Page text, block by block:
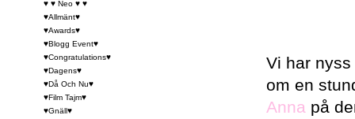
Vi har
om en
Anna på
♥ ♥ Neo ♥ ♥
♥Allmänt♥
♥Awards♥
♥Blogg Event♥
♥Congratulations♥
♥Dagens♥
♥Då Och Nu♥
♥Film Tajm♥
♥Gnäll♥